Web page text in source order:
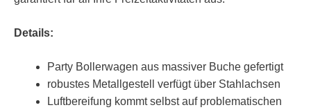
Details:
Party Bollerwagen aus massiver Buche gefertigt
robustes Metallgestell verfügt über Stahlachsen
Luftbereifung kommt selbst auf problematischen